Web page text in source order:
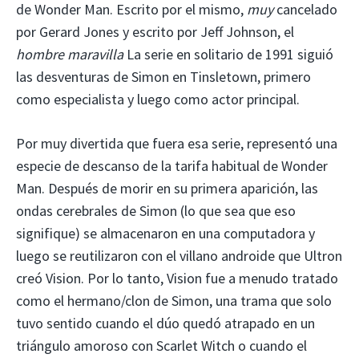
de Wonder Man. Escrito por el mismo, muycancelado
por Gerard Jones y escrito por Jeff Johnson, el
hombre maravillaLa serie en solitario de 1991 siguió
las desventuras de Simon en Tinsletown, primero
como especialista y luego como actor principal.
Por muy divertida que fuera esa serie, representó una
especie de descanso de la tarifa habitual de Wonder
Man. Después de morir en su primera aparición, las
ondas cerebrales de Simon (lo que sea que eso
signifique) se almacenaron en una computadora y
luego se reutilizaron con el villano androide que Ultron
creó Vision. Por lo tanto, Vision fue a menudo tratado
como el hermano/clon de Simon, una trama que solo
tuvo sentido cuando el dúo quedó atrapado en un
triángulo amoroso con Scarlet Witch o cuando el